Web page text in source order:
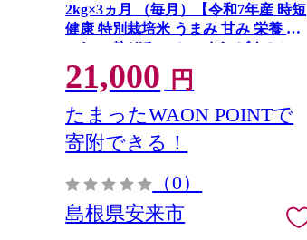
2kg×3ヵ月 （毎月）【令和7年産 時短
健康 特別栽培米 うまみ 甘み 栄養 お
いしい 粒ぞろい ふっくら ビタミン
ミネラル 島根県 安来市】【価格改定
XA】【21-SS-62】
21,000 円
たまったWAON POINTで
寄附できる！
（0）
島根県安来市